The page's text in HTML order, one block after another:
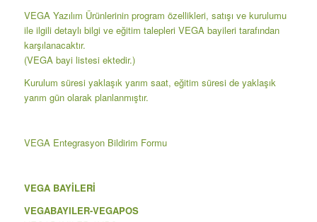
VEGA Yazılım Ürünlerinin program özellikleri, satışı ve kurulumu
ile ilgili detaylı bilgi ve eğitim talepleri VEGA bayileri tarafından
karşılanacaktır.
(VEGA bayi listesi ektedir.)
Kurulum süresi yaklaşık yarım saat, eğitim süresi de yaklaşık
yarım gün olarak planlanmıştır.
VEGA Entegrasyon Bildirim Formu
VEGA BAYİLERİ
VEGABAYILER-VEGAPOS